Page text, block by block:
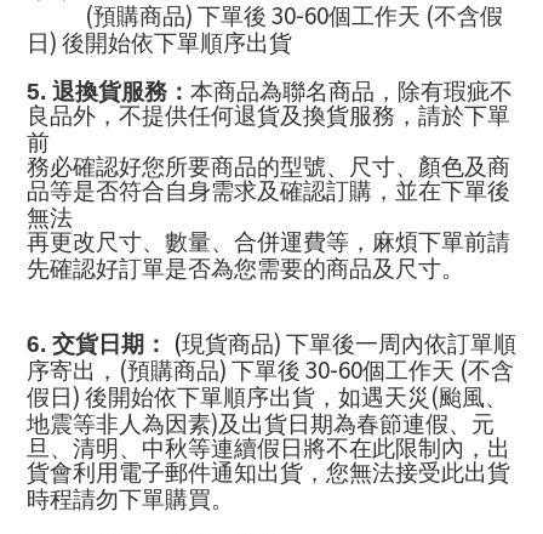
(預購商品) 下單後 30-60個工作天 (不含假
日) 後開始依下單順序出貨
5. 退換貨服務： 本商品為聯名商品，除有瑕疵不
良品外，不提供任何退貨及換貨服務，請於下單
前
務必確認好您所要商品的型號、尺寸、顏色及商
品等是否符合自身需求及確認訂購，並在下單後
無法
再更改尺寸、數量、合併運費等，麻煩下單前請
先確認好訂單是否為您需要的商品及尺寸。
6. 交貨日期： (現貨商品) 下單後一周內依訂單順
序寄出， (預購商品) 下單後 30-60個工作天 (不含
假日) 後開始依下單順序出貨，如遇天災 (颱風、
地震等非人為因素)及出貨日期為春節連假、元
旦、清明、中秋等連續假日將不在此限制內，出
貨會利用電子郵件通知出貨，您無法接受此出貨
時程請勿下單購買。